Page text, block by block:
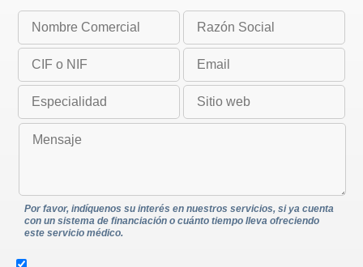
Por favor, indíquenos su interés en nuestros servicios, si ya cuenta
con un sistema de financiación o cuánto tiempo lleva ofreciendo
este servicio médico.